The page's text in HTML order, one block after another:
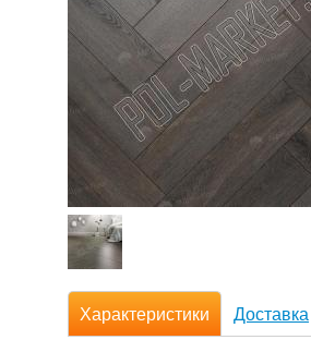
Характеристики Доставка